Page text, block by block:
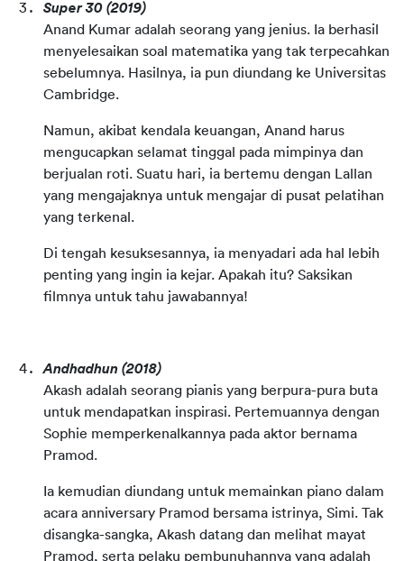
Super 30 (2019)
Anand Kumar adalah seorang yang jenius. Ia berhasil
menyelesaikan soal matematika yang tak terpecahkan
sebelumnya. Hasilnya, ia pun diundang ke Universitas
Cambridge.
Namun, akibat kendala keuangan, Anand harus
mengucapkan selamat tinggal pada mimpinya dan
berjualan roti. Suatu hari, ia bertemu dengan Lallan
yang mengajaknya untuk mengajar di pusat pelatihan
yang terkenal.
Di tengah kesuksesannya, ia menyadari ada hal lebih
penting yang ingin ia kejar. Apakah itu? Saksikan
filmnya untuk tahu jawabannya!
Andhadhun (2018)
Akash adalah seorang pianis yang berpura-pura buta
untuk mendapatkan inspirasi. Pertemuannya dengan
Sophie memperkenalkannya pada aktor bernama
Pramod.
Ia kemudian diundang untuk memainkan piano dalam
acara anniversary Pramod bersama istrinya, Simi. Tak
disangka-sangka, Akash datang dan melihat mayat
Pramod, serta pelaku pembunuhannya yang adalah